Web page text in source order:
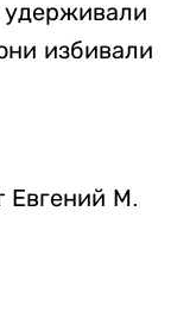
избивали
Евгений М.